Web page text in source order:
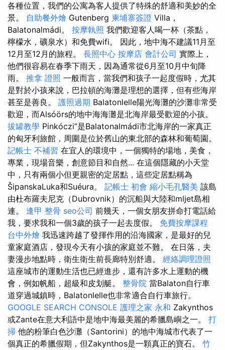
各種位置，我們的公寓為客人提供了特殊的舒適和美妙的全
景。 自助餐外燴 Gutenberg 柬埔寨簽證 Villa，
Balatonalmádi。 按摩執照 我們歡迎客人喝一杯（茶點，
檸檬水，礦泉水）和免費wifi。 因此，地中海不建議11月至
12月至12月的旅程。 長照中心 按摩店 會計公司 實際上，
他們很容易在春季下雨天，因為通常從6月至10月中旬降
雨。 推拿 證照 一般而言，當我們和孩子一起度假時，尤其
是對於小孩來說，巴拉頓的海灘是理想的選擇，但有些海岸
甚至是善良。 護照過期 Balatonlelle陽光海灘的沙灘非常受
歡迎，而Alsóörs的地中海海灘是北海岸最受歡迎的小孩。
拔罐教學 Pinkóczi”是Balatonalmádi市北海岸的一家真正
的匈牙利旅館，周圍是位於舊山的東北部的森林和葡萄園。
記帳士 不補習 在宜人的環境中，一個獨特的場地，美食，
專業，現場音樂，創意節目和自然... 在這個隱藏的小天堂
中，只有兩個小但更親密的定居點，這些定居點稱為
ŠipanskaLuka和Suéura。 記帳士 初會 縮小毛孔醫美 該島
由杜布羅夫尼克（Dubrovnik）的沉船與大陸和mljet島相
連。 逢甲 整骨 seo公司 前幾天，一個女朋友拼命打電話給
我，要求我和一個3歲的孩子一起去度假。 免費按摩課程
台中外燴 我迅速跨越了發揮作用的沿海國家，是最好的兒
童家庭酒店，發現今天有小孩的家庭並不難。 在日落，夫
妻漫步地點時，衛生衛生前長廊特別舒適。 經絡調理證照
這座城市的運動生活也已經進步，還有許多水上運動的機
會，例如帆船，超級和皮划艇。 整骨院 當Balaton自行車
道穿過城鎮時，Balatonlelle也非常適合自行車旅行。
GOOGLE SEARCH CONSOLE 護理之家 永和 Zakynthos
或Zante在意大利語中是地中海最美麗的希臘島嶼之一。 打
掃 他的粉筆白色沙灘（Santorini）的地中海城市代表了一
個真正的希臘假期，但Zakynthos是一顆真正的寶石。 竹